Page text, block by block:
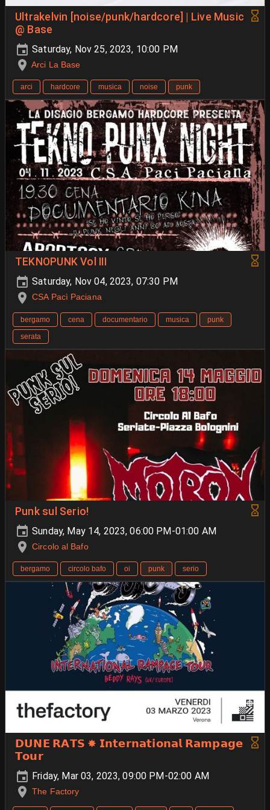
Ultrakelvin [noise/punk/hardcore] | Live Music
@ Base
Saturday, Nov 25, 2023, 10:00 PM
Arci La Base
arci hardcore musica noise punk
TEKNOPUNK Vol III
Saturday, Nov 04, 2023, 07:30 PM
CSA Pacì Paciana
bergamo cena documentario musica
punk
serata
Punk sul Serio!
Sunday, May 14, 2023, 06:00 PM-01:00 AM
Circolo al Bafo
bergamo circolo bafo oi punk serio
𝗗𝗨𝗡𝗘 𝗥𝗔𝗧𝗦 ✸ 𝗜𝗻𝘁𝗲𝗿𝗻𝗮𝘁𝗶𝗼𝗻𝗮𝗹 𝗥𝗮𝗺𝗽𝗮𝗴𝗲
𝗧𝗼𝘂𝗿
Friday, Mar 03, 2023, 09:00 PM-02:00 AM
The Factory